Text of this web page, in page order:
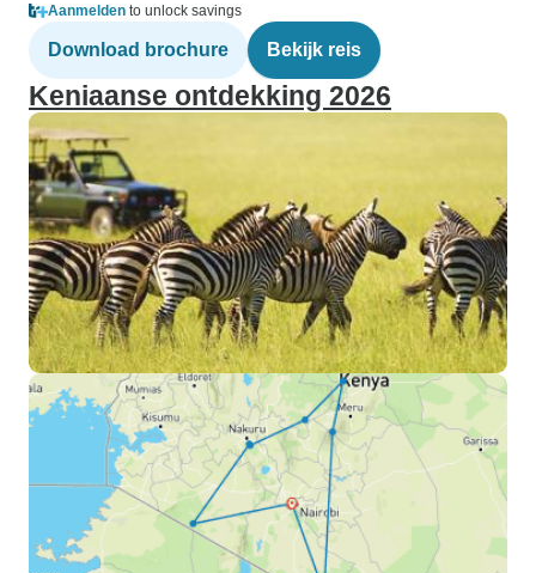
Aanmelden to unlock savings
Download brochure Bekijk reis
Keniaanse ontdekking 2026